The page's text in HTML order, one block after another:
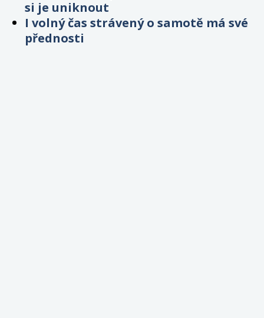
si je uniknout
I volný čas strávený o samotě má své
přednosti